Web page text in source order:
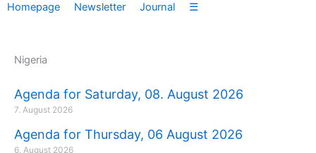
n
k
e
d
c
b
o
s
a
g
t
i
t
Homepage Newsletter Journal ☰
Nigeria
Agenda for Saturday, 08. August 2026
7. August 2026
Agenda for Thursday, 06 August 2026
6. August 2026